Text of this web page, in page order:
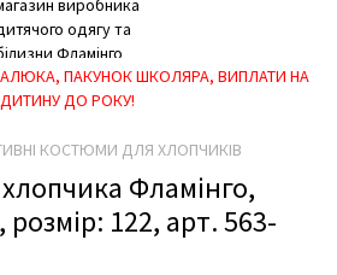
ПАКУНОК ШКОЛЯРА, ВИПЛАТИ НА
ДИТИНУ ДО РОКУ!
КОСТЮМИ ДЛЯ ХЛОПЧИКІВ
Фламінго,
122, арт. 563-